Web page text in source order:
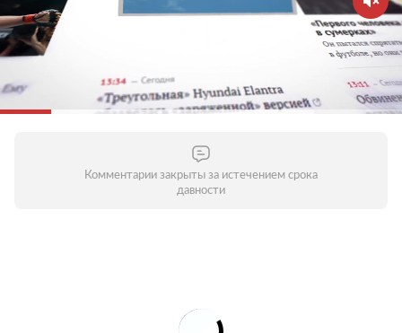
Комментарии закрыты за истечением срока
давности